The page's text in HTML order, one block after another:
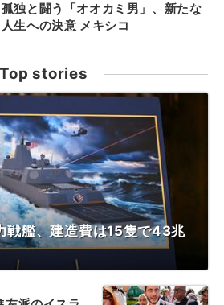
孤独と闘う「オオカミ男」、新たな
人生への決意 メキシコ
Top stories
戦艦、建造費は15隻で43兆